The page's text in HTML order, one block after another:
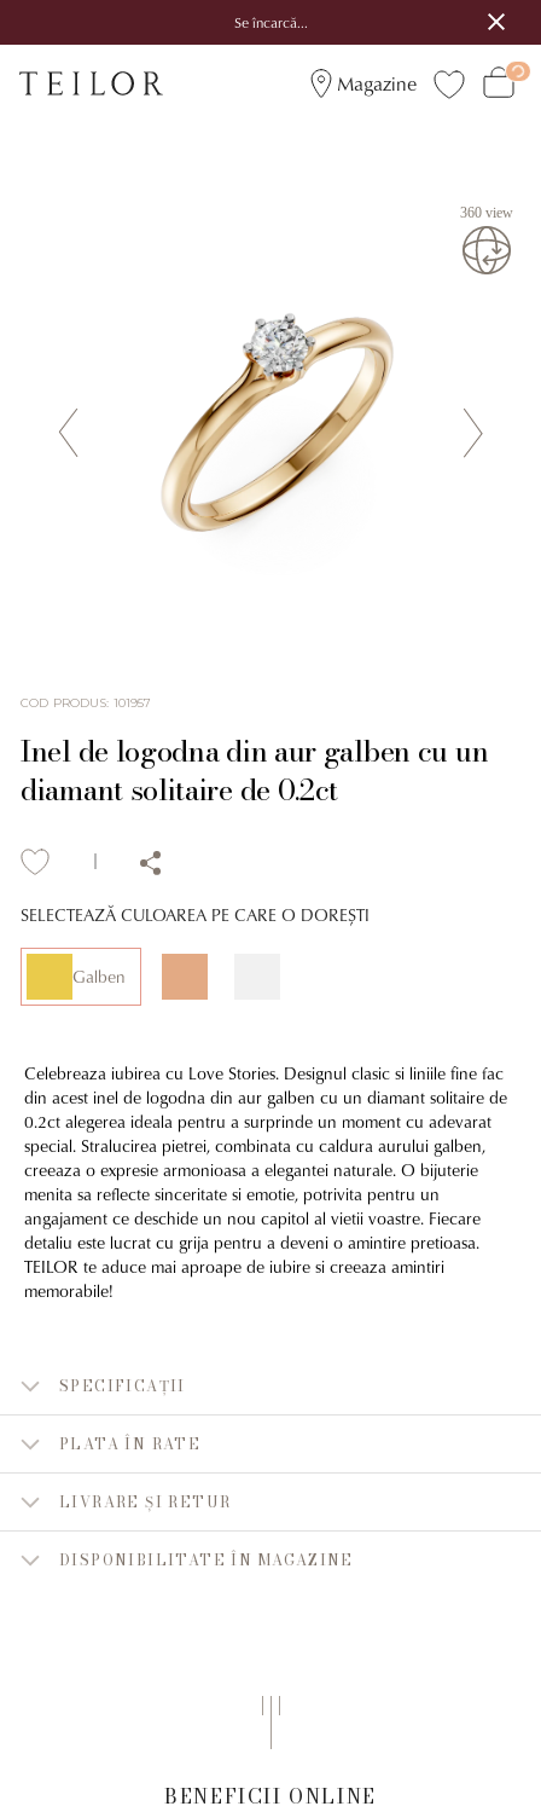
Se încarcă...
Magazine
360 view
COD PRODUS: 101957
Inel de logodna din aur galben cu un
diamant solitaire de 0.2ct
SELECTEAZĂ CULOAREA PE CARE O DOREȘTI
Galben
Celebreaza iubirea cu Love Stories. Designul clasic si liniile fine fac
din acest inel de logodna din aur galben cu un diamant solitaire de
0.2ct alegerea ideala pentru a surprinde un moment cu adevarat
special. Stralucirea pietrei, combinata cu caldura aurului galben,
creeaza o expresie armonioasa a elegantei naturale. O bijuterie
menita sa reflecte sinceritate si emotie, potrivita pentru un
angajament ce deschide un nou capitol al vietii voastre. Fiecare
detaliu este lucrat cu grija pentru a deveni o amintire pretioasa.
TEILOR te aduce mai aproape de iubire si creeaza amintiri
memorabile!
SPECIFICAȚII
PLATA ÎN RATE
LIVRARE ȘI RETUR
DISPONIBILITATE ÎN MAGAZINE
BENEFICII ONLINE